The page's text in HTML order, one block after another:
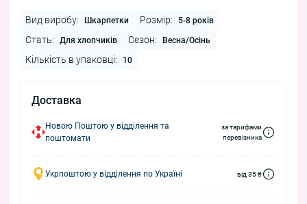
Вид виробу: Шкарпетки Розмір: 5-8 років
Стать: Для хлопчиків Сезон: Весна/Осінь
Кількість в упаковці: 10
Доставка
Новою Поштою у відділення та
поштомати
за тарифами
перевізника
Укрпоштою у відділення по Україні від 35 ₴